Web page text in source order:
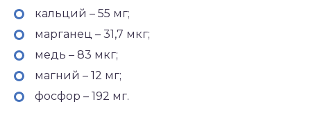
кальций – 55 мг;
марганец – 31,7 мкг;
медь – 83 мкг;
магний – 12 мг;
фосфор – 192 мг.